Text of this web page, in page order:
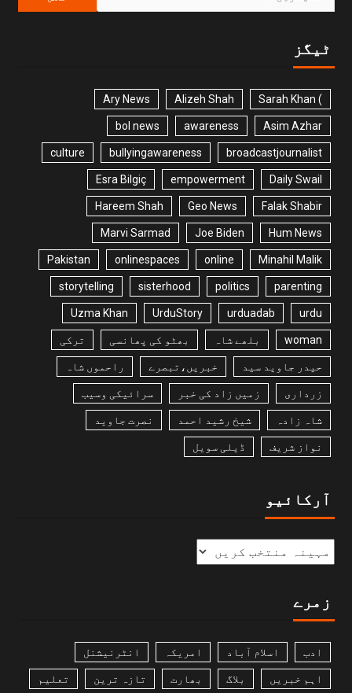
ٹیگز
) Sarah Khan
Alizeh Shah
Ary News
Asim Azhar
awareness
bol news
broadcastjournalist
bullyingawareness
culture
Daily Swail
empowerment
Esra Bilgiç
Falak Shabir
Geo News
Hareem Shah
Hum News
Joe Biden
Marvi Sarmad
Minahil Malik
online
onlinespaces
Pakistan
parenting
politics
sisterhood
storytelling
urdu
urduadab
UrduStory
Uzma Khan
woman بلھے شاہ بھٹو کی پھانسی ترکی
حیدر جاوید سید خبریں،تبصرے راحموں شاہ
زرداری زمیں زاد کی خبر سرائیکی وسیب
شاہ زادہ شیخ رشید احمد نصرت جاوید
نواز شریف ڈیلی سویل
آرکائیو
زمرے
ادب اسلام آباد امریکہ انٹرنیشنل
اہم خبریں بلاگ بھارت تازہ ترین تعلیم